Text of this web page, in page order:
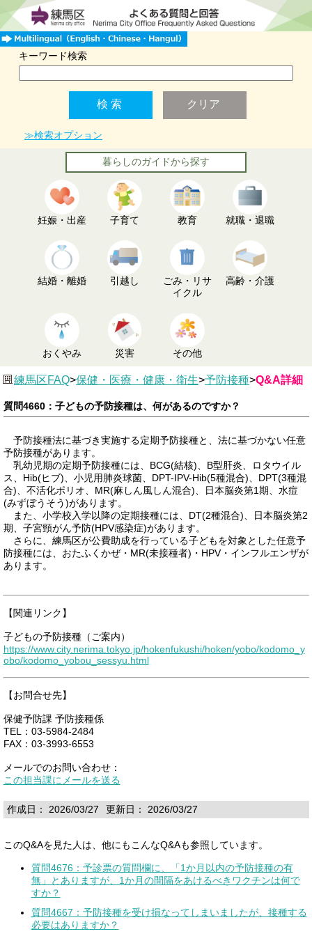
キーワード検索
≫検索オプション
暮らしのガイドから探す
妊娠・出産 子育て 教育 就職・退職
結婚・離婚 引越し
ごみ・リサ
イクル
高齢・介護
おくやみ 災害 その他
練馬区FAQ>保健・医療・健康・衛生>予防接種>Q&A詳細
質問4660：子どもの予防接種は、何があるのですか？
予防接種法に基づき実施する定期予防接種と、法に基づかない任意
予防接種があります。
乳幼児期の定期予防接種には、BCG(結核)、B型肝炎、ロタウイル
ス、Hib(ヒブ)、小児用肺炎球菌、DPT-IPV-Hib(5種混合)、DPT(3種混
合)、不活化ポリオ、MR(麻しん風しん混合)、日本脳炎第1期、水痘
(みずぼうそう)があります。
また、小学校入学以降の定期接種には、DT(2種混合)、日本脳炎第2
期、子宮頸がん予防(HPV感染症)があります。
さらに、練馬区が公費助成を行っている子どもを対象とした任意予
防接種には、おたふくかぜ・MR(未接種者)・HPV・インフルエンザが
あります。
【関連リンク】
子どもの予防接種（ご案内）
https://www.city.nerima.tokyo.jp/hokenfukushi/hoken/yobo/kodomo_y
obo/kodomo_yobou_sessyu.html
【お問合せ先】
保健予防課 予防接種係
TEL：03-5984-2484
FAX：03-3993-6553
メールでのお問い合わせ：
この担当課にメールを送る
作成日： 2026/03/27 更新日： 2026/03/27
このQ&Aを見た人は、他にもこんなQ&Aも参照しています。
質問4676：予診票の質問欄に、「1か月以内の予防接種の有
無」とありますが、1か月の間隔をあけるべきワクチンは何で
すか？
質問4667：予防接種を受け損なってしまいましたが、接種する
必要はありますか？